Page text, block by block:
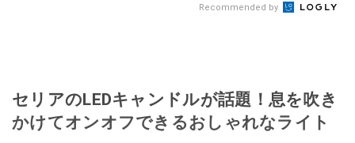
Recommended by
セリアのLEDキャンドルが話題！息を吹き
かけてオンオフできるおしゃれなライト